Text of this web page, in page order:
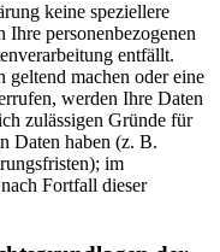
keine speziellere
Ihre personenbezogenen
entfällt.
geltend machen oder eine
werden Ihre Daten
zulässigen Gründe für
Daten haben (z. B.
im
Fortfall dieser